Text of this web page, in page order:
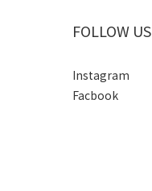
FOLLOW US
Instagram
Facbook